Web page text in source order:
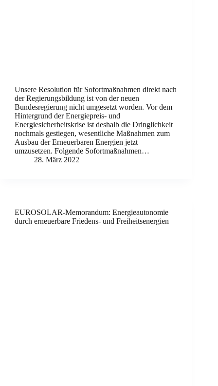
Unsere Resolution für Sofortmaßnahmen direkt nach
der Regierungsbildung ist von der neuen
Bundesregierung nicht umgesetzt worden. Vor dem
Hintergrund der Energiepreis- und
Energiesicherheitskrise ist deshalb die Dringlichkeit
nochmals gestiegen, wesentliche Maßnahmen zum
Ausbau der Erneuerbaren Energien jetzt
umzusetzen. Folgende Sofortmaßnahmen…
28. März 2022
EUROSOLAR-Memorandum: Energieautonomie
durch erneuerbare Friedens- und Freiheitsenergien